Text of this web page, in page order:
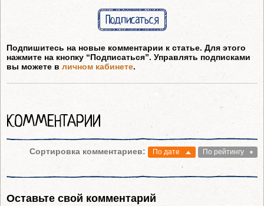
Подписаться
Подпишитесь на новые комментарии к статье. Для этого
нажмите на кнопку “Подписаться”. Управлять подписками
вы можете в личном кабинете.
КОММЕНТАРИИ
Сортировка комментариев: По дате По рейтингу
Оставьте свой комментарий